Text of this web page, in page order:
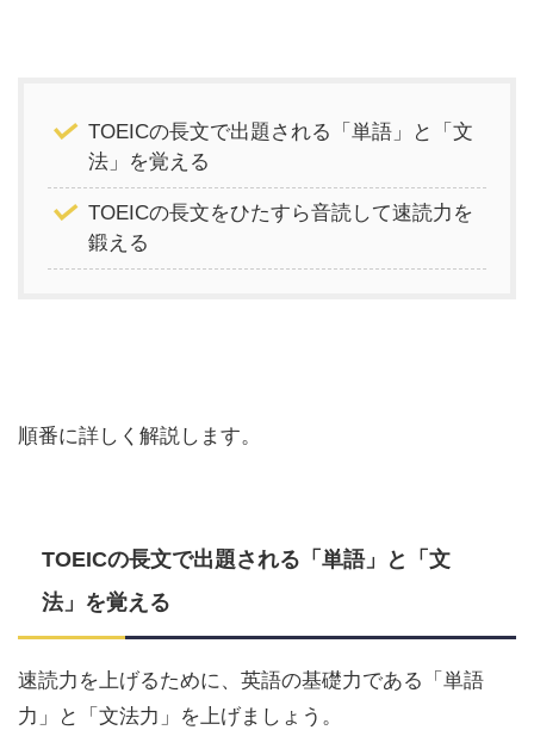
TOEICの長文で出題される「単語」と「文
法」を覚える
TOEICの長文をひたすら音読して速読力を
鍛える
順番に詳しく解説します。
TOEICの長文で出題される「単語」と「文
法」を覚える
速読力を上げるために、英語の基礎力である「単語
力」と「文法力」を上げましょう。